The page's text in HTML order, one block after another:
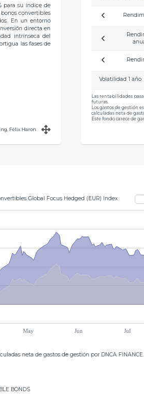
para su índice de
convertibles
En un entorno
directa en
intrínseca del
las fases de
Félix Haron
Volatilidad 1 año
Las rentabilidades
futuras.
Los gastos de gestión
calculadas neta de
Este fondo carece de
Global Focus Hedged (EUR) Index
May Jun Jul
neta de gastos de gestión por DNCA FINANCE.
BONDS